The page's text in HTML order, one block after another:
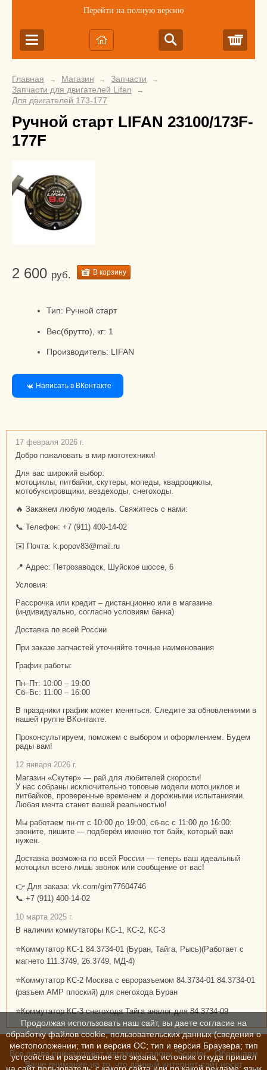
Перейти на полную версию
Главная → Магазин → Запчасти →
Запчасти для двигателей Lifan →
Для двигателей 173-177
Ручной старт LIFAN 23100/173F-
177F
2 600 руб. В корзину
Тип: Ручной старт
Вес(брутто), кг: 1
Производитель: LIFAN
Написать в ВКонтакте
17 февраля 2026 г.
Добро пожаловать в мир мототехники!
Для вас широкий выбор:
мотоциклы, питбайки, скутеры, мопеды, квадроциклы,
мотобуксировщики, вездеходы, снегоходы.
🔥 Закажем любую модель. Свяжитесь с нами:
📞 Телефон: +7 (911) 400-14-02
✉️ Почта: k.popov83@mail.ru
📍 Адрес: Петрозаводск, Шуйское шоссе, 6
Условия:
Рассрочка или кредит – дистанционно или в магазине
(индивидуально, согласно условиям банка)
Доставка по всей России
При заказе запчастей уточняйте точные наименования
График работы:
Пн–Пт: 10:00 – 19:00
Сб–Вс: 11:00 – 16:00
В праздники график может меняться. Следите за обновлениями в
нашей группе ВКонтакте.
Проконсультируем, поможем с выбором и оформлением. Будем
рады вам!
12 января 2026 г.
Магазин «Скутер» — рай для любителей скорости!
У нас собраны исключительно топовые модели мотоциклов и
питбайков, проверенные временем и дорожными испытаниями.
Любая мечта станет вашей реальностью!
Мы работаем пн-пт с 10:00 до 19:00, сб-вс с 11:00 до 16:00:
звоните, пишите — подберём именно тот байк, который вам
нужен.
Доставка возможна по всей России — теперь ваш идеальный
мотоцикл всего лишь звонок или сообщение от вас!
👉 Для заказа: vk.com/gim77604746
📞 +7 (911) 400-14-02
10 марта 2025 г.
В наличии коммутаторы КС-1, КС-2, КС-3
⭐Коммутатор КС-1 84.3734-01 (Буран, Тайга, Рысь)(Работает с
магнето 111.3749, 26.3749, МД-4)
⭐Коммутатор КС-2 Москва с евроразъемом 84.3734-01 84.3734-01
(разъем АМР плоский) для снегохода Буран
⭐Коммутатор КС-3 снегохода Тайга аналог для 84.3734-09
Все права принадлежат магазину-салону "Scooter". Обращаем
Ваше внимание на то, что данный интернет-сайт носит
Продолжая использовать наш сайт, вы даете согласие на
обработку файлов cookie, пользовательских данных (сведения о
местоположении; тип и версия ОС; тип и версия Браузера; тип
устройства и разрешение его экрана; источник откуда пришел